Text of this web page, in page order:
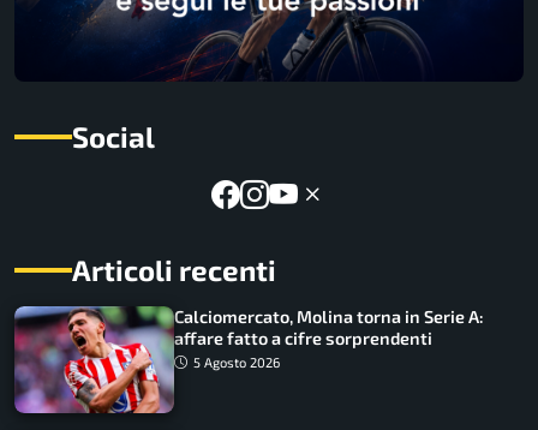
Social
Articoli recenti
Calciomercato, Molina torna in Serie A:
affare fatto a cifre sorprendenti
5 Agosto 2026